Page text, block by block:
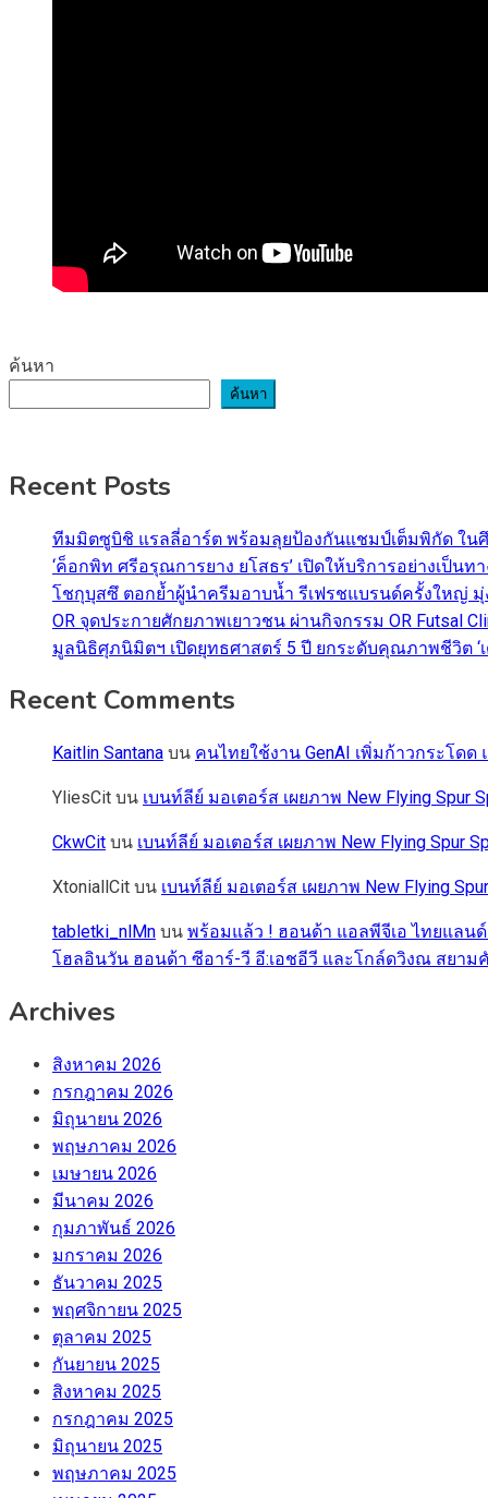
ค้นหา
ค้นหา
Recent Posts
ทีมมิตซูบิชิ แรลลี่อาร์ต พร้อมลุยป้องกันแชมป์เต็มพิกัด ใน
‘ค็อกพิท ศรีอรุณการยาง ยโสธร’ เปิดให้บริการอย่างเป็น
โชกุบุสซึ ตอกย้ำผู้นำครีมอาบน้ำ รีเฟรชแบรนด์ครั้งใหญ่ มุ่
OR จุดประกายศักยภาพเยาวชน ผ่านกิจกรรม OR Futsal
มูลนิธิศุภนิมิตฯ เปิดยุทธศาสตร์ 5 ปี ยกระดับคุณภาพชีวิต
Recent Comments
Kaitlin Santana บน คนไทยใช้งาน GenAI เพิ่มก้าวกระโด
YliesCit บน เบนท์ลีย์ มอเตอร์ส เผยภาพ New Flying
CkwCit บน เบนท์ลีย์ มอเตอร์ส เผยภาพ New Flying Spur
XtoniallCit บน เบนท์ลีย์ มอเตอร์ส เผยภาพ New Flying
tabletki_nlMn บน พร้อมแล้ว ! ฮอนด้า แอลพีจีเอ ไทยแลนด์
โฮลอินวัน ฮอนด้า ซีอาร์-วี อี:เอชอีวี และโกล์ดวิงณ สยา
Archives
สิงหาคม 2026
กรกฎาคม 2026
มิถุนายน 2026
พฤษภาคม 2026
เมษายน 2026
มีนาคม 2026
กุมภาพันธ์ 2026
มกราคม 2026
ธันวาคม 2025
พฤศจิกายน 2025
ตุลาคม 2025
กันยายน 2025
สิงหาคม 2025
กรกฎาคม 2025
มิถุนายน 2025
พฤษภาคม 2025